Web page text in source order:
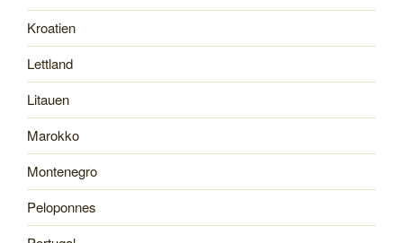
Kroatien
Lettland
Litauen
Marokko
Montenegro
Peloponnes